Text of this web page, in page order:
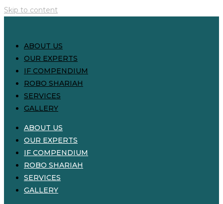
Skip to content
ABOUT US
OUR EXPERTS
IF COMPENDIUM
ROBO SHARIAH
SERVICES
GALLERY
ABOUT US
OUR EXPERTS
IF COMPENDIUM
ROBO SHARIAH
SERVICES
GALLERY